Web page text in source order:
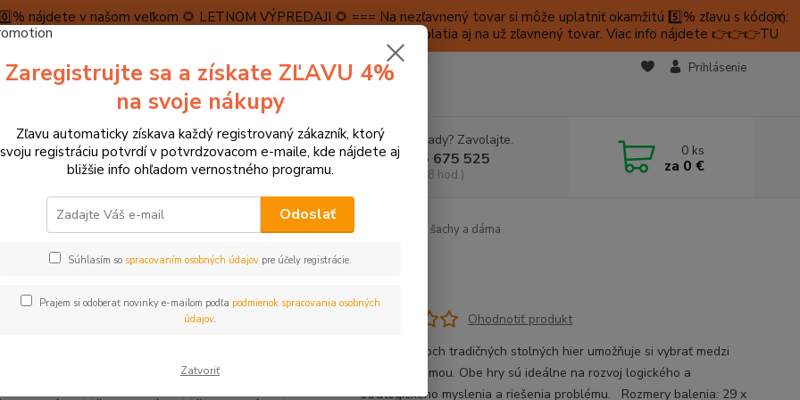
nájdete v našom veľkom 🌻 LETNOM VÝPREDAJI 🌻 === Na nezľavnený tovar si môže uplatniť okamžitú 5️⃣% zľavu s kódom:
máme teraz pripravené špeciálne zľavy až do výšky 1️⃣5️⃣% , ktoré platia aj na už zľavnený tovar. Viac info nájdete 👉👉👉TU
A PLATBA RECENZIE 👉VRÁTENIE TOVARU👈
KONTAKTY
Prihlásenie
Hľadať
Neviete si rady? Zavolajte.
+421 905 675 525
(Po-Pia, 9-18 hod.)
0 ks
za 0 €
Stolové hry, hlavolamy Stolové hry, pexesá, dominá Bigjigs Toys Drevené šachy a dáma
Toys Drevené šachy a dáma
Ohodnotiť produkt
Súprava dvoch tradičných stolných hier umožňuje si vybrať medzi
šachmi a dámou. Obe hry sú ideálne na rozvoj logického a
strategického myslenia a riešenia problému. Rozmery balenia: 29 x
Zaregistrujte sa a získate ZĽAVU 4%
na svoje nákupy
Zľavu automaticky získava každý registrovaný zákazník, ktorý
svoju registráciu potvrdí v potvrdzovacom e-maile, kde nájdete aj
bližšie info ohľadom vernostného programu.
Odoslať
Súhlasím so spracovaním osobných údajovpre účely registrácie.
Prajem si odoberať novinky e-mailom podľa podmienok spracovania osobných
údajov.
Zatvoriť